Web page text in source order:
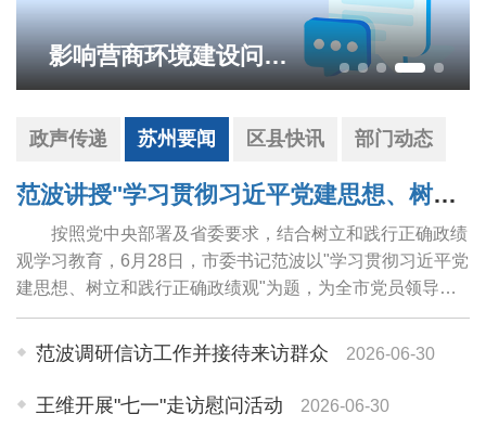
影响营商环境建设问题线索征集
政声传递 苏州要闻 区县快讯 部门动态
范波讲授"学习贯彻习近平党建思想、树立和践行正确政绩观"专题党课
按照党中央部署及省委要求，结合树立和践行正确政绩
观学习教育，6月28日，市委书记范波以"学习贯彻习近平党
建思想、树立和践行正确政绩观"为题，为全市党员领导干
部讲授专题党课。他强调，要坚持用习近平党建思想武装头
脑、指导实践、推动工作，牢固树立和践...
范波调研信访工作并接待来访群众 2026-06-30
王维开展"七一"走访慰问活动 2026-06-30